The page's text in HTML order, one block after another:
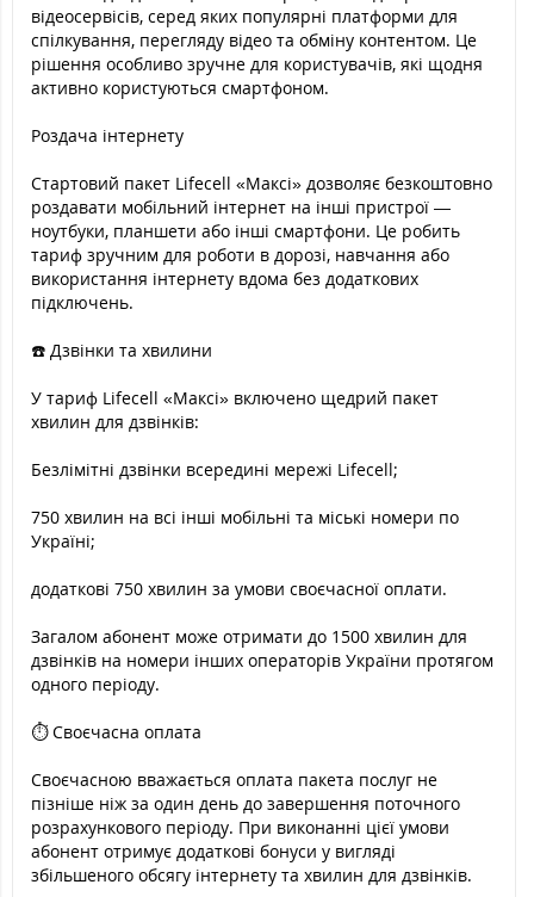
відеосервісів, серед яких популярні платформи для
спілкування, перегляду відео та обміну контентом. Це
рішення особливо зручне для користувачів, які щодня
активно користуються смартфоном.
Роздача інтернету
Стартовий пакет Lifecell «Максі» дозволяє безкоштовно
роздавати мобільний інтернет на інші пристрої —
ноутбуки, планшети або інші смартфони. Це робить
тариф зручним для роботи в дорозі, навчання або
використання інтернету вдома без додаткових
підключень.
☎️ Дзвінки та хвилини
У тариф Lifecell «Максі» включено щедрий пакет
хвилин для дзвінків:
Безлімітні дзвінки всередині мережі Lifecell;
750 хвилин на всі інші мобільні та міські номери по
Україні;
додаткові 750 хвилин за умови своєчасної оплати.
Загалом абонент може отримати до 1500 хвилин для
дзвінків на номери інших операторів України протягом
одного періоду.
⏱️ Своєчасна оплата
Своєчасною вважається оплата пакета послуг не
пізніше ніж за один день до завершення поточного
розрахункового періоду. При виконанні цієї умови
абонент отримує додаткові бонуси у вигляді
збільшеного обсягу інтернету та хвилин для дзвінків.